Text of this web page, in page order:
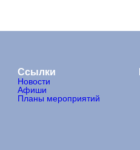
Ссылки
Новости
Афиши
Планы мероприятий